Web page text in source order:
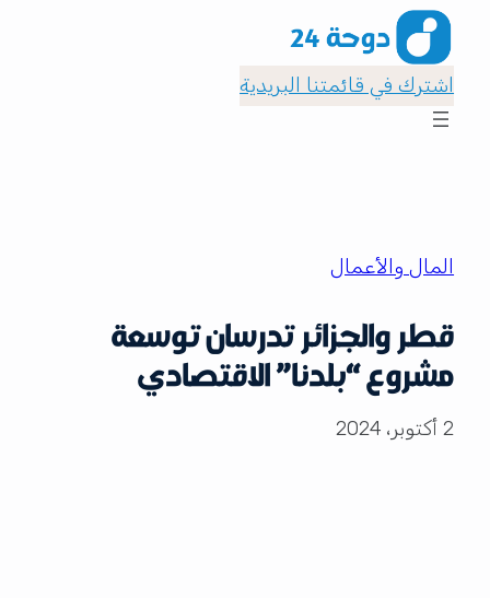
اشترك في قائمتنا البريدية
المال والأعمال
قطر والجزائر تدرسان توسعة
مشروع “بلدنا” الاقتصادي
2 أكتوبر، 2024